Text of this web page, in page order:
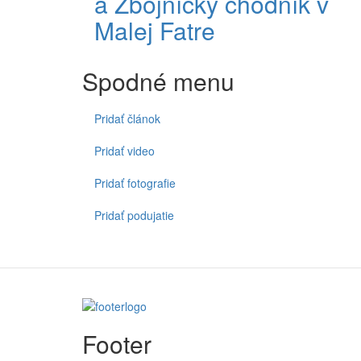
Malej Fatre
Spodné menu
Pridať článok
Pridať video
Pridať fotografie
Pridať podujatie
Footer